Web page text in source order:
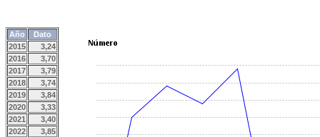
Año
Dato
2015
3,24
2016
3,70
2017
3,79
2018
3,74
2019
3,84
2020
3,33
2021
3,40
2022
3,85